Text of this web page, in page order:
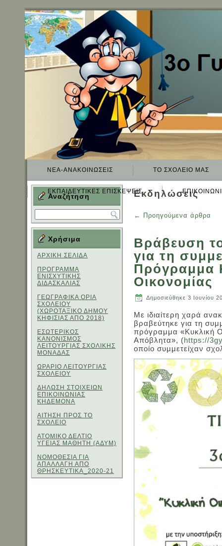
ΝΈΑ-ΑΝΑΚΟΙΝΏΣΕΙΣ TO ΣΧΟΛΕΊΟ ΜΑΣ
ΕΚΠΑΙΔΕΥΤΙΚΈΣ ΕΠΙΣΚΈΨΕΙΣ
Αναζήτηση
Χρήσιμα
ΑΡΧΙΚΗ ΣΕΛΙΔΑ
ΠΡΟΓΡΑΜΜΑ
ΕΝΙΣΧΥΤΙΚΗΣ
ΔΙΔΑΣΚΑΛΙΑΣ
ΓΕΩΓΡΑΦΙΚΑ ΟΡΙΑ
ΣΧΟΛΕΙΟΥ
(ΧΩΡΟΤΑΞΙΚΟ ΔΗΜΟΥ
ΚΗΦΙΣΙΑΣ ΑΠΟ 2018)
ΕΣΩΤΕΡΙΚΟΣ
ΚΑΝΟΝΙΣΜΟΣ
ΛΕΙΤΟΥΡΓΙΑΣ ΣΧΟΛΙΚΗΣ
ΜΟΝΑΔΑΣ
ΩΡΑΡΙΟ ΛΕΙΤΟΥΡΓΙΑΣ
ΣΧΟΛΕΙΟΥ
ΔΗΛΩΣΗ ΣΤΟΙΧΕΙΩΝ
ΕΠΙΚΟΙΝΩΝΙΑΣ
ΚΗΔΕΜΟΝΑ
ΑΙΤΗΣΗ ΠΡΟΣ ΤΟ
ΣΧΟΛΕΙΟ
ΑΤΟΜΙΚΟ ΔΕΛΤΙΟ
ΥΓΕΙΑΣ ΜΑΘΗΤΗ (ΑΔΥΜ)
ΝΟΜΟΘΕΣΙΑ ΓΙΑ
ΑΠΑΛΛΑΓΗ ΑΠΟ
ΘΡΗΣΚΕΥΤΙΚΑ_2020-21
Εκδηλώσεις
← Προηγούμενα άρθρα
Βράβευση
για τη
Πρόγραμμα
Οικονομίας
Δημοσιεύθηκε 3 Ιουνίου
Με ιδιαίτερη χαρά
βραβεύτηκε για τη
πρόγραμμα «Κυκλική
Απόβλητα», (https://
οποίο συμμετείχαν